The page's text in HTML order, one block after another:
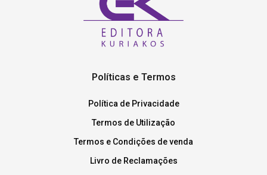
Políticas e Termos
Política de Privacidade
Termos de Utilização
Termos e Condições de venda
Livro de Reclamações